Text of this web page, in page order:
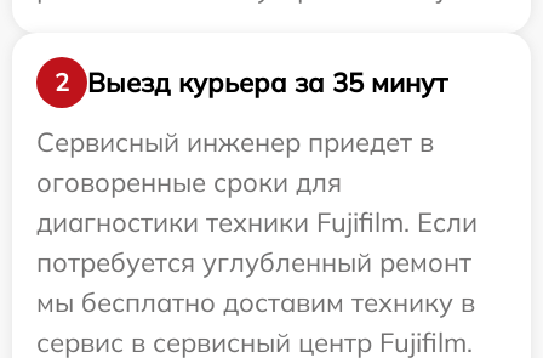
2
Выезд курьера за 35 минут
Сервисный инженер приедет в
оговоренные сроки для
диагностики техники Fujifilm. Если
потребуется углубленный ремонт
мы бесплатно доставим технику в
сервис в сервисный центр Fujifilm.